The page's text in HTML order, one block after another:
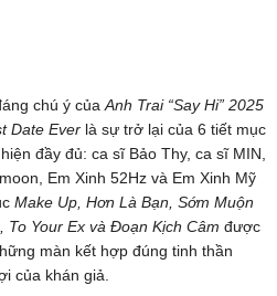
chú ý củaAnh Trai “Say Hi” 2025
Date Ever là sự trở lại của 6 tiết mục
đầy đủ: ca sĩ Bảo Thy, ca sĩ MIN,
Em Xinh 52Hz và Em Xinh Mỹ
Make Up, Hơn Là Bạn, Sớm Muộn
Your Ex và Đoạn Kịch Câm được
màn kết hợp đúng tinh thần
của khán giả.